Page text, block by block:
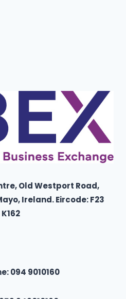
Old Westport Road,
Ireland. Eircode: F23
K162
094 9010160